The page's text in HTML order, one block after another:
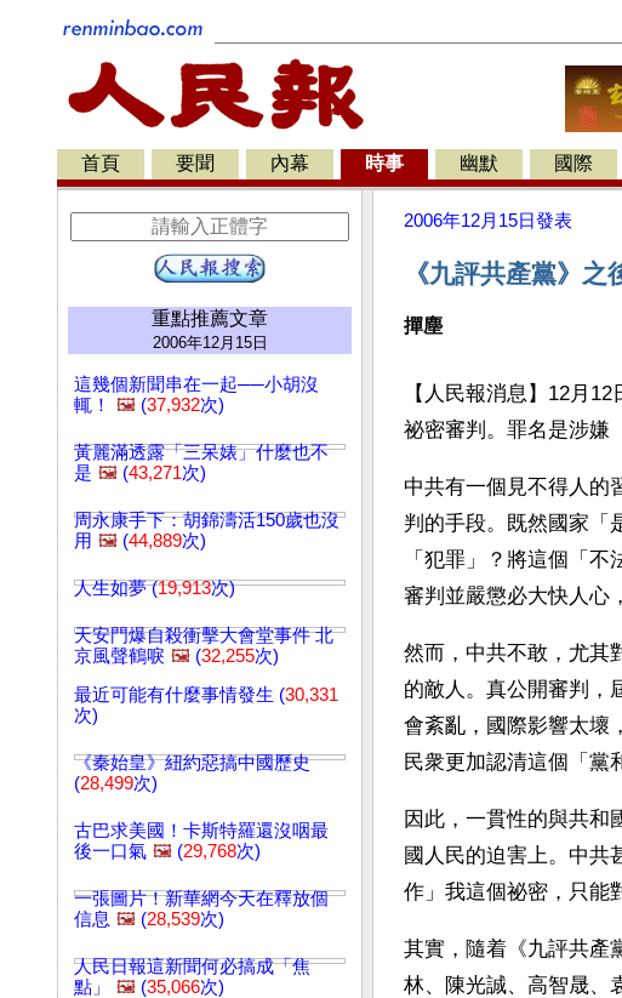
首頁 要聞 內幕 時事 幽默 國際
重點推薦文章
2006年12月15日
這幾個新聞串在一起──小胡沒
輒！
🖼️ (37,932次)
黃麗滿透露「三呆婊」什麼也不
是 🖼️ (43,271次)
周永康手下：胡錦濤活150歲也沒
用 🖼️ (44,889次)
人生如夢 (19,913次)
天安門爆自殺衝擊大會堂事件 北
京風聲鶴唳 🖼️ (32,255次)
最近可能有什麼事情發生 (30,331
次)
《秦始皇》紐約惡搞中國歷史
(28,499次)
古巴求美國！卡斯特羅還沒咽最
後一口氣 🖼️ (29,768次)
一張圖片！新華網今天在釋放個
信息 🖼️ (28,539次)
人民日報這新聞何必搞成「焦
點」
🖼️ (35,066次)
2006年12月15日發表
《九評共產黨》之
撣塵
【人民報消息】12月
祕密審判。罪名是涉嫌
中共有一個見不得人的
判的手段。既然國家「
「犯罪」？將這個「
審判並嚴懲必大快人心
然而，中共不敢，尤其
的敵人。真公開審判，
會紊亂，國際影響太壞
民衆更加認清這個「黨
因此，一貫性的與共和
國人民的迫害上。中共
作」我這個祕密，只能
其實，隨着《九評共產
林、陳光誠、高智晟、